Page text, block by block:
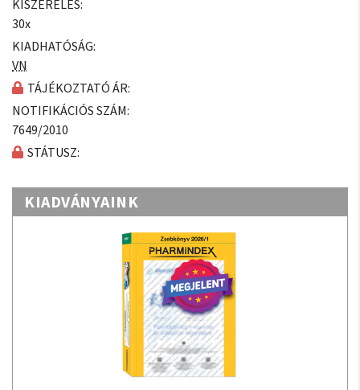
KISZERELÉS:
30x
KIADHATÓSÁG:
VN
TÁJÉKOZTATÓ ÁR:
NOTIFIKÁCIÓS SZÁM:
7649/2010
STÁTUSZ:
KIADVÁNYAINK